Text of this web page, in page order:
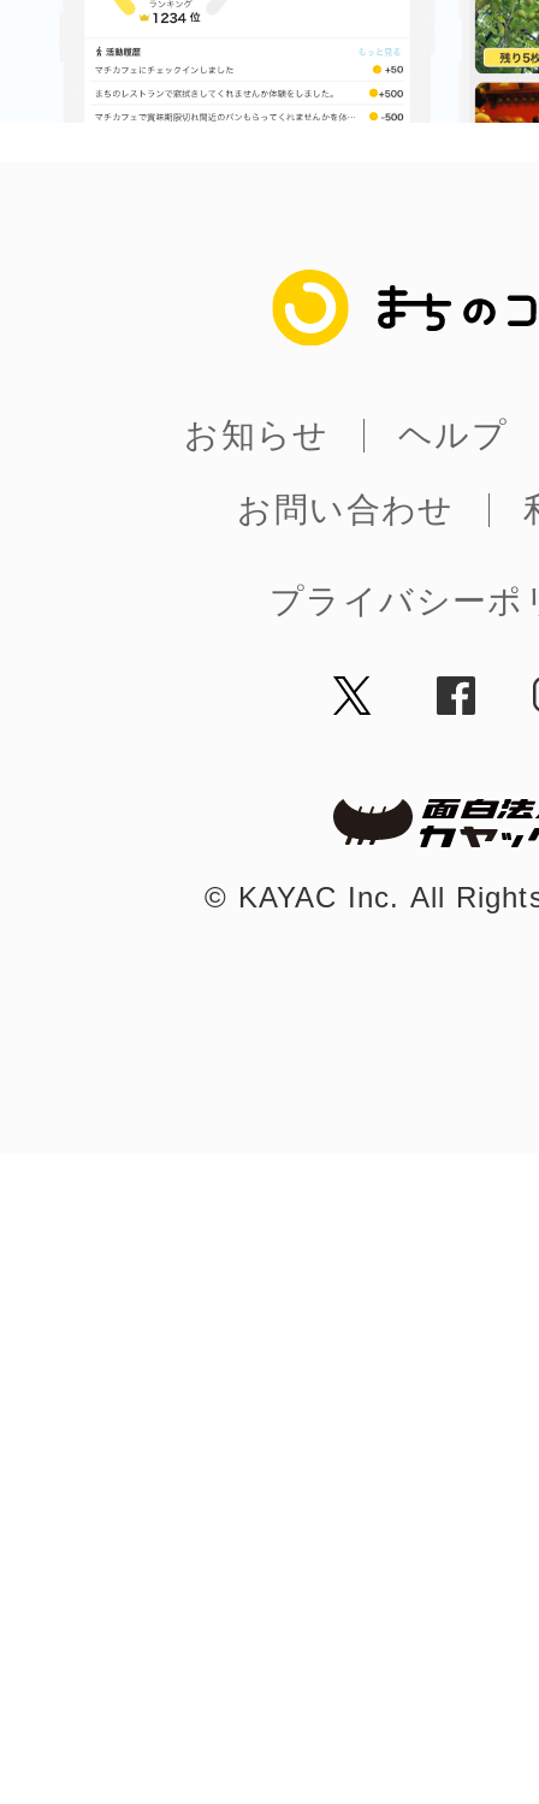
まちのコイン
お知らせ
ヘルプ
お問い合わせ
プライバシーポ
©︎ KAYAC Inc. All
まちのコイン
お問い合わせ
プライバシーポ
©︎ KAYAC Inc. All